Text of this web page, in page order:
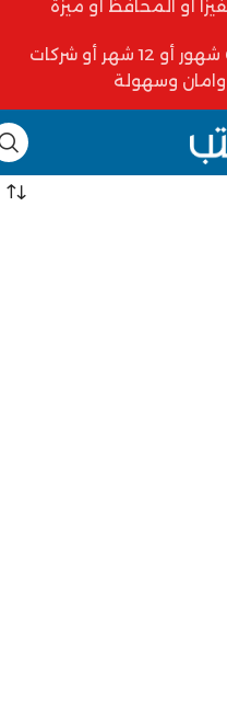
أو المحافظ أو ميزة
أو التقسيط من البنك الأهلي 6 شهور أو 12 شهر أو شركات
وامان وسهولة